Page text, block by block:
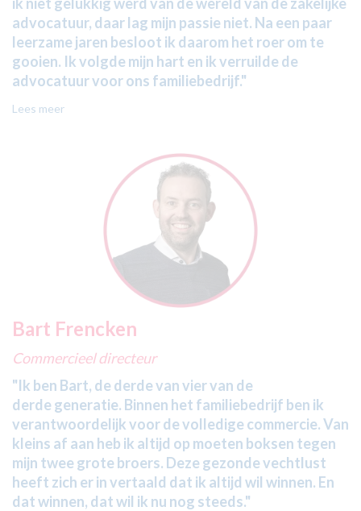
advocatuur, daar lag mijn passie niet. Na een paar
leerzame jaren besloot ik daarom het roer om te
gooien. Ik volgde mijn hart en ik verruilde de
advocatuur voor ons familiebedrijf."
Lees meer
Bart Frencken
Commercieel directeur
"Ik ben Bart, de derde van vier van de
derde generatie. Binnen het familiebedrijf ben ik
verantwoordelijk voor de volledige commercie. Van
kleins af aan heb ik altijd op moeten boksen tegen
mijn twee grote broers. Deze gezonde vechtlust
heeft zich er in vertaald dat ik altijd wil winnen. En
dat winnen, dat wil ik nu nog steeds."